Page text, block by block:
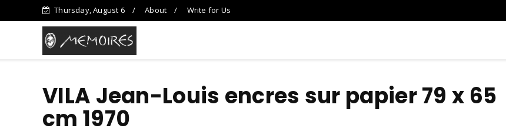
Thursday, August 6 About Write for Us
VILA Jean-Louis encres sur papier 79 x 65
cm 1970